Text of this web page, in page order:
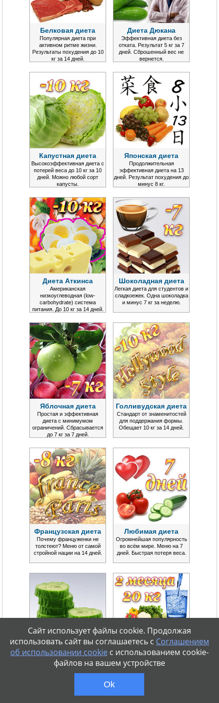
Белковая диета
Популярная диета при
активном ритме жизни.
Результаты похудения до 10
кг за 14 дней.
Диета Дюкана
Эффективная диета без
отката. Результат 5 кг за 7
дней. Сброшенный вес не
вернется.
Капустная диета
Высокоэффективная диета с
потерей веса до 10 кг за 10
дней. Можно любой сорт
капусты.
Японская диета
Продолжительная
эффективная диета на 13
дней. Результат похудения до
минус 8 кг.
Диета Аткинса
Американская
низкоуглеводная (low-
carbohydrate) система
питания. До 10 кг за 14 дней.
Шоколадная диета
Легкая диета для студентов и
сладкоежек. Одна шоколадка
и минус 7 кг за неделю.
Яблочная диета
Простая и эффективная
диета с минимумом
ограничений. Сбрасывается
до 7 кг за 7 дней.
Голливудская диета
Стандарт от знаменитостей
для поддержания формы.
Обещает 10 кг за 14 дней.
Французская диета
Почему француженки не
толстеют? Меню от самой
стройной нации на 14 дней.
Любимая диета
Огромнейшая популярность
во всём мире. Меню на 7
дней. Быстрая потеря веса.
Огуречная диета
Сезонная популярная диета в
Диета Монтиньяка
Эффективная система
Сайт использует файлы cookie. Продолжая
использовать сайт вы соглашаетесь с Соглашением
об использовании cookieс использованием cookie-
файлов на вашем устройстве
Ok